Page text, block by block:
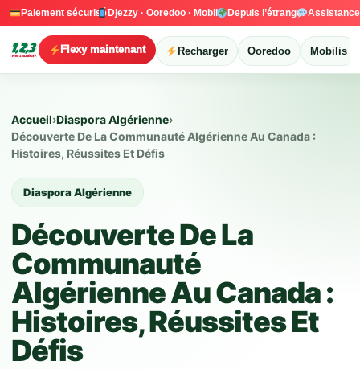
Paiement sécurisé Djezzy · Ooredoo · Mobilis Depuis l’étranger
Recharger Ooredoo Mobilis
Flexy maintenant
Accueil›Diaspora Algérienne›
Découverte De La Communauté Algérienne Au Canada :
Histoires, Réussites Et Défis
Diaspora Algérienne
Découverte De La
Communauté
Algérienne Au Canada :
Histoires, Réussites Et
Défis